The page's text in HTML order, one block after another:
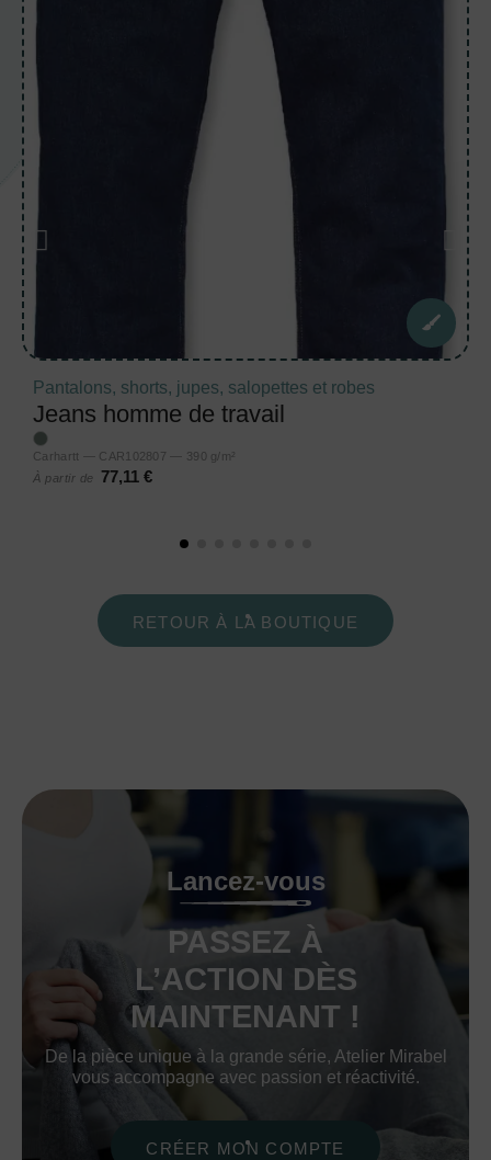
Pantalons, shorts, jupes, salopettes et robes
Jeans homme de travail
Carhartt — CAR102807 — 390 g/m²
À partir de
77,11 €
RETOUR À LA BOUTIQUE
Lancez-vous
PASSEZ À
L’ACTION DÈS
MAINTENANT !
De la pièce unique à la grande série, Atelier Mirabel
vous accompagne avec passion et réactivité.
CRÉER MON COMPTE